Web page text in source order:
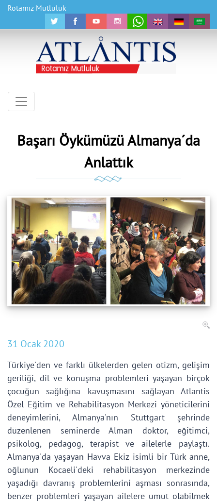
Rotamız Mutluluk
Başarı Öykümüzü Almanya´da
Anlattık
31 Ocak 2020
Türkiye'den ve farklı ülkelerden gelen otizm, gelişim
geriliği, dil ve konuşma problemleri yaşayan birçok
çocuğun sağlığına kavuşmasını sağlayan Atlantis
Özel Eğitim ve Rehabilitasyon Merkezi yöneticilerini
deneyimlerini, Almanya'nın Stuttgart şehrinde
düzenlenen seminerde Alman doktor, eğitimci,
psikolog, pedagog, terapist ve ailelerle paylaştı.
Almanya'da yaşayan Havva Ekiz isimli bir Türk anne,
oğlunun Kocaeli'deki rehabilitasyon merkezinde
yaşadığı davranış problemlerini aşması sonrasında,
benzer problemleri yaşayan ailelere umut olabilmek